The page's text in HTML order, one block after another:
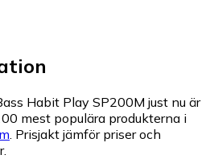
Habit Play SP200M just nu är
mest populära produkterna i
Prisjakt jämför priser och